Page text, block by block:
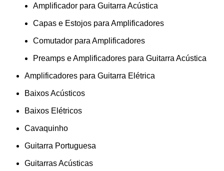
Amplificador para Guitarra Acústica
Capas e Estojos para Amplificadores
Comutador para Amplificadores
Preamps e Amplificadores para Guitarra Acústica
Amplificadores para Guitarra Elétrica
Baixos Acústicos
Baixos Elétricos
Cavaquinho
Guitarra Portuguesa
Guitarras Acústicas